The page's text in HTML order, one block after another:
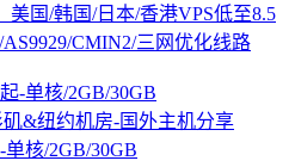
美国/韩国/日本/香港VPS低至8.5
CMIN2/三网优化线路
单核/2GB/30GB